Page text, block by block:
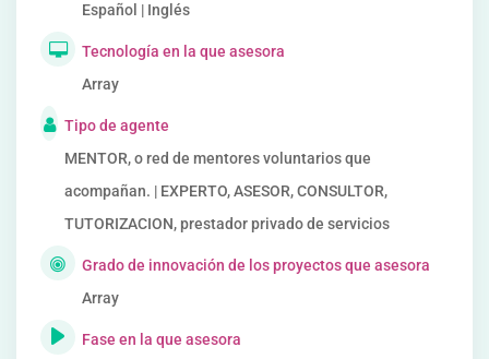
Español | Inglés
Tecnología en la que asesora
Array
Tipo de agente
MENTOR, o red de mentores voluntarios que
acompañan. | EXPERTO, ASESOR, CONSULTOR,
TUTORIZACION, prestador privado de servicios
Grado de innovación de los proyectos que asesora
Array
Fase en la que asesora